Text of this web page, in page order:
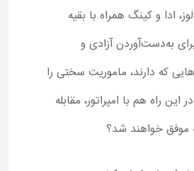
ادا و کینگ همراه با بقیه
به‌دست‌آوردن آزادی و
که دارند، ماموریت سختی را
راه هم با امپراتور، مقابله
موفق خواهند شد؟